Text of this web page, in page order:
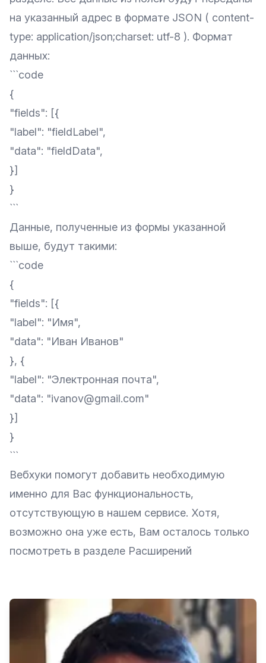
на указанный адрес в формате JSON ( content-
type: application/json;charset: utf-8 ). Формат
данных:
```code
{
"fields": [{
"label": "fieldLabel",
"data": "fieldData",
}]
}
```
Данные, полученные из формы указанной
выше, будут такими:
```code
{
"fields": [{
"label": "Имя",
"data": "Иван Иванов"
}, {
"label": "Электронная почта",
"data": "ivanov@gmail.com"
}]
}
```
Вебхуки помогут добавить необходимую
именно для Вас функциональность,
отсутствующую в нашем сервисе. Хотя,
возможно она уже есть, Вам осталось только
посмотреть в разделе Расширений